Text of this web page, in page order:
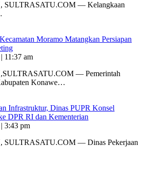
SULTRASATU.COM — Kelangkaan
Moramo Matangkan Persiapan
11:37 am
— Pemerintah
Konawe…
Infrastruktur, Dinas PUPR Konsel
DPR RI dan Kementerian
3:43 pm
— Dinas Pekerjaan